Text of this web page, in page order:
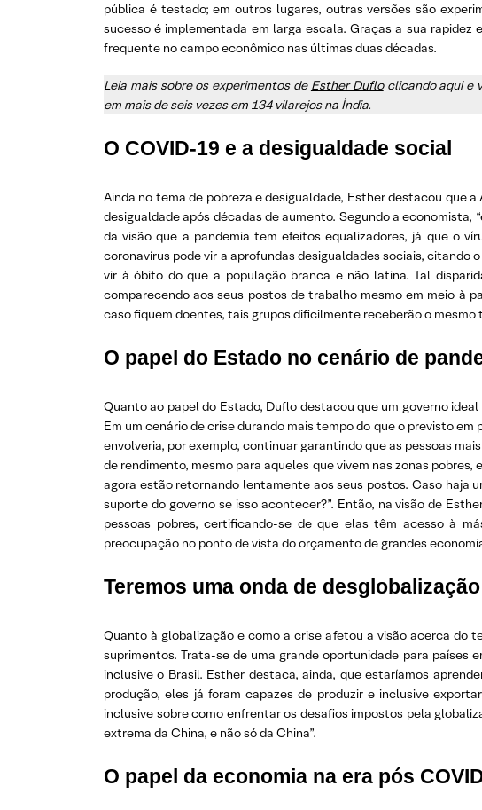
pública é testado; em outros lugares, outras versões são
sucesso é implementada em larga escala. Graças a sua
frequente no campo econômico nas últimas duas décadas.
Leia mais sobre os experimentos de Esther Dufloclicando aqui e
em mais de seis vezes em 134 vilarejos na Índia.
O COVID-19 e a desigualdade social
Ainda no tema de pobreza e desigualdade, Esther destacou que
desigualdade após décadas de aumento. Segundo a economista,
da visão que a pandemia tem efeitos equalizadores, já que o
coronavírus pode vir a aprofundas desigualdades sociais, citando
vir à óbito do que a população branca e não latina. Tal
comparecendo aos seus postos de trabalho mesmo em meio à
caso fiquem doentes, tais grupos dificilmente receberão o mesmo
O papel do Estado no cenário de
Quanto ao papel do Estado, Duflo destacou que um governo
Em um cenário de crise durando mais tempo do que o previsto
envolveria, por exemplo, continuar garantindo que as pessoas
de rendimento, mesmo para aqueles que vivem nas zonas
agora estão retornando lentamente aos seus postos. Caso haja
suporte do governo se isso acontecer?”. Então, na visão de
pessoas pobres, certificando-se de que elas têm acesso à
preocupação no ponto de vista do orçamento de grandes
Teremos uma onda de
Quanto à globalização e como a crise afetou a visão acerca do
suprimentos. Trata-se de uma grande oportunidade para
inclusive o Brasil. Esther destaca, ainda, que estaríamos
produção, eles já foram capazes de produzir e inclusive
inclusive sobre como enfrentar os desafios impostos pela
extrema da China, e não só da China”.
O papel da economia na era pós